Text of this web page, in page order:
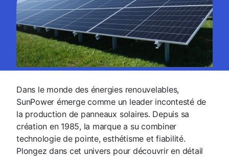
Dans le monde des énergies renouvelables,
SunPower émerge comme un leader incontesté de
la production de panneaux solaires. Depuis sa
création en 1985, la marque a su combiner
technologie de pointe, esthétisme et fiabilité.
Plongez dans cet univers pour découvrir en détail